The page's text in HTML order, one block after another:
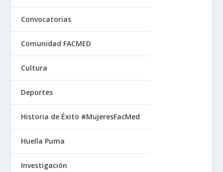
Convocatorias
Comunidad FACMED
Cultura
Deportes
Historia de Éxito #MujeresFacMed
Huella Puma
Investigación